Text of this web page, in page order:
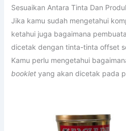
Sesuaikan Antara Tinta Dan
Jika kamu sudah mengetahui
ketahui juga bagaimana
dicetak dengan tinta-tinta offset
Kamu perlu mengetahui
bookletyang akan dicetak pada